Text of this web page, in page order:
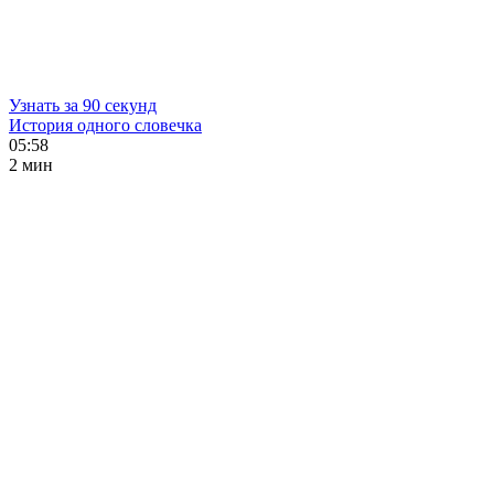
Узнать за 90 секунд
История одного словечка
05:58
2 мин